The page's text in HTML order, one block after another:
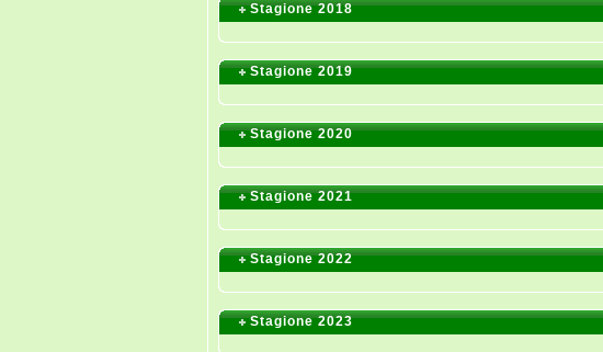
Stagione 2018
Stagione 2019
Stagione 2020
Stagione 2021
Stagione 2022
Stagione 2023